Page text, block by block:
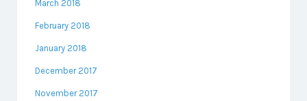
March 2018
February 2018
January 2018
December 2017
November 2017